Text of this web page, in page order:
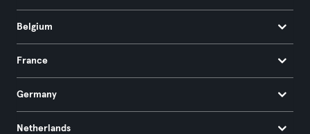
Belgium
France
Germany
Netherlands